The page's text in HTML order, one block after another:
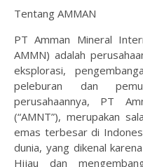
Tentang AMMAN
PT Amman Mineral
AMMN) adalah
eksplorasi,
peleburan dan
perusahaannya, PT
(“AMNT”), merupakan
emas terbesar di
dunia, yang dikenal
Hijau dan